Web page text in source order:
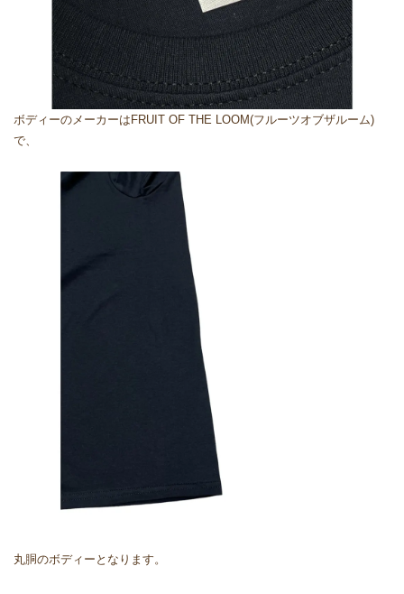
ボディーのメーカーはFRUIT OF THE LOOM(フルーツオブザルーム)
で、
丸胴のボディーとなります。